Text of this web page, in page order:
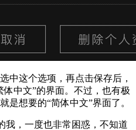
中这个选项，再点击保存后，
中文”的界面。不过，也有极
是想要的“简体中文”界面了。
我，一度也非常困惑，不知道